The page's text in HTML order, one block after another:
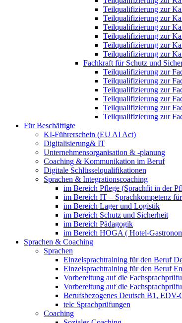
Teilqualifizierung zur
Teilqualifizierung zur
Teilqualifizierung zur
Teilqualifizierung zur
Teilqualifizierung zur
Teilqualifizierung zur
Fachkraft für Schutz und
Teilqualifizierung zur
Teilqualifizierung zur
Teilqualifizierung zur
Teilqualifizierung zur
Teilqualifizierung zur
Teilqualifizierung zur
Für Beschäftigte
KI-Führerschein (EU AI Act)
Digitalisierung& IT
Unternehmensorganisation & ‑planung
Coaching & Kommunikation im Beruf
Digitale Schlüsselqualifikationen
Sprachen & Integrationscoaching
im Bereich Pflege (Sprachfit in der
im Bereich IT – Sprachkompetenz
im Bereich Lager und Logistik
im Bereich Schutz und Sicherheit
im Bereich Pädagogik
im Bereich HOGA ( Hotel-
Sprachen & Coaching
Sprachen
Einzelsprachtraining für den Beruf
Einzelsprachtraining für den Beruf
Vorbereitung auf die
Vorbereitung auf die
Berufsbezogenes Deutsch B1,
telc Sprachprüfungen
Coaching